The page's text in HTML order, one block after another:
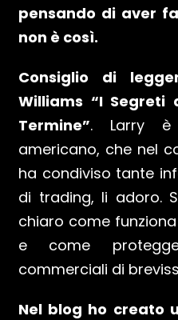
pensando di aver
non è così.
Consiglio di
Williams “I Segreti
Termine”. Larry è
americano, che nel
ha condiviso tante
di trading, li adoro.
chiaro come
e come
commerciali di
Nel blog ho creato